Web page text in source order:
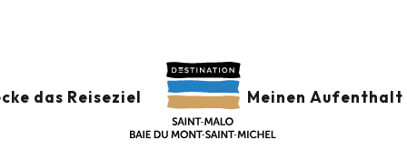
das Reiseziel Meinen